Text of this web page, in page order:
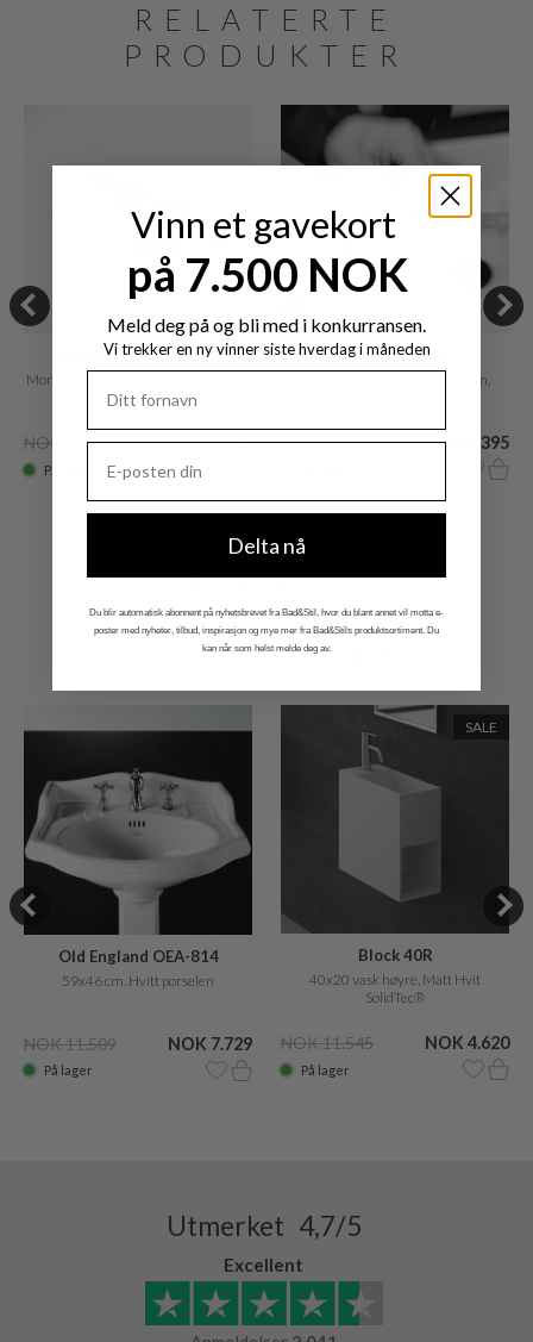
RELATERTE
PRODUKTER
M10 Monteringsbolte
Monteringsbolter 10 x 140 mm. (sett
med 2)
NOK 229 NOK 115
På lager
Service BHS01
Profesjonelt kranhull Ø35 mm,
NOK 705 NOK 395
ANDRE HAR OGSÅ
SETT PÅ
PRODUKTER
Old England OEA-814
59x46 cm. Hvitt porselen
NOK 11.509 NOK 7.729
På lager
SALE
Block 40R
40x20 vask høyre, Matt Hvit
SolidTec®
NOK 11.545 NOK 4.620
På lager
Utmerket 4,7/5
Excellent
Vinn et gavekort
på 7.500 NOK
Meld deg på og bli med i konkurransen.
Vi trekker en ny vinner siste hverdag i måneden
Delta nå
Du blir automatisk abonnent på nyhetsbrevet fra Bad&Stil, hvor du blant annet vil motta e-
poster med nyheter, tilbud, inspirasjon og mye mer fra Bad&Stils produktsortiment. Du
kan når som helst melde deg av.